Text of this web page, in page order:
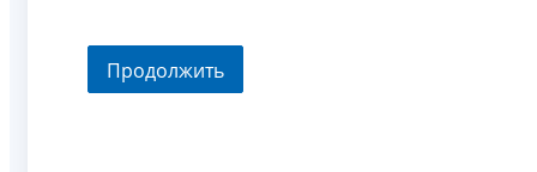
Продолжить